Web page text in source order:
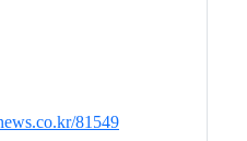
81549